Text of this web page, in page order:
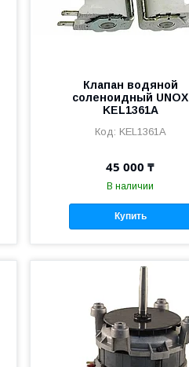
Клапан водяной
соленоидный UNOX
KEL1361A
KEL1361A
45 000 ₸
В наличии
Купить